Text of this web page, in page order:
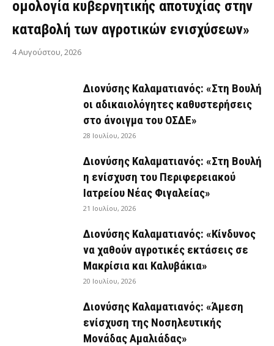
ομολογία κυβερνητικής αποτυχίας στην
καταβολή των αγροτικών ενισχύσεων»
4 Αυγούστου, 2026
Διονύσης Καλαματιανός: «Στη Βουλή
οι αδικαιολόγητες καθυστερήσεις
στο άνοιγμα του ΟΣΔΕ»
28 Ιουλίου, 2026
Διονύσης Καλαματιανός: «Στη Βουλή
η ενίσχυση του Περιφερειακού
Ιατρείου Νέας Φιγαλείας»
21 Ιουλίου, 2026
Διονύσης Καλαματιανός: «Κίνδυνος
να χαθούν αγροτικές εκτάσεις σε
Μακρίσια και Καλυβάκια»
20 Ιουλίου, 2026
Διονύσης Καλαματιανός: «Άμεση
ενίσχυση της Νοσηλευτικής
Μονάδας Αμαλιάδας»